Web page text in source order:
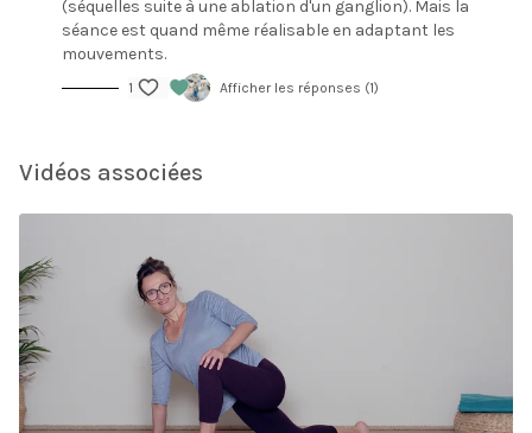
(séquelles suite à une ablation d'un ganglion). Mais la
séance est quand même réalisable en adaptant les
mouvements.
1 Afficher les réponses (1)
Vidéos associées